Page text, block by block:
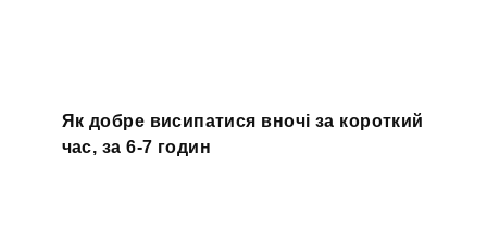
Як добре висипатися вночі за короткий
час, за 6-7 годин